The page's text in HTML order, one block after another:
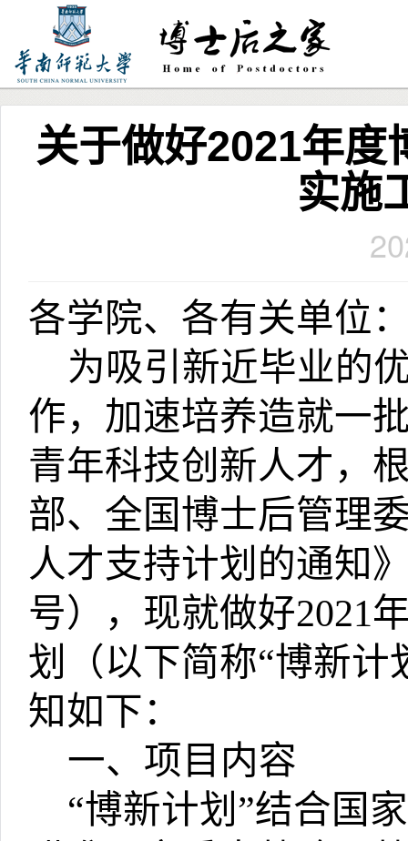
关于做好2021年度
实施
各学院、各有关单位
为吸引新近毕业的
作，加速培养造就一
青年科技创新人才，
部、全国博士后管理
人才支持计划的通知
号），现就做好2021
划（以下简称“博新计
知如下：
一、项目内容
“博新计划 ”结合国